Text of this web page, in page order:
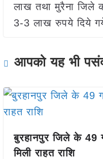
लाख तथा मुरैना जिले
3-3 लाख रुपये दिये
आपको यह भी
बुरहानपुर जिले के 49
मिली राहत राशि